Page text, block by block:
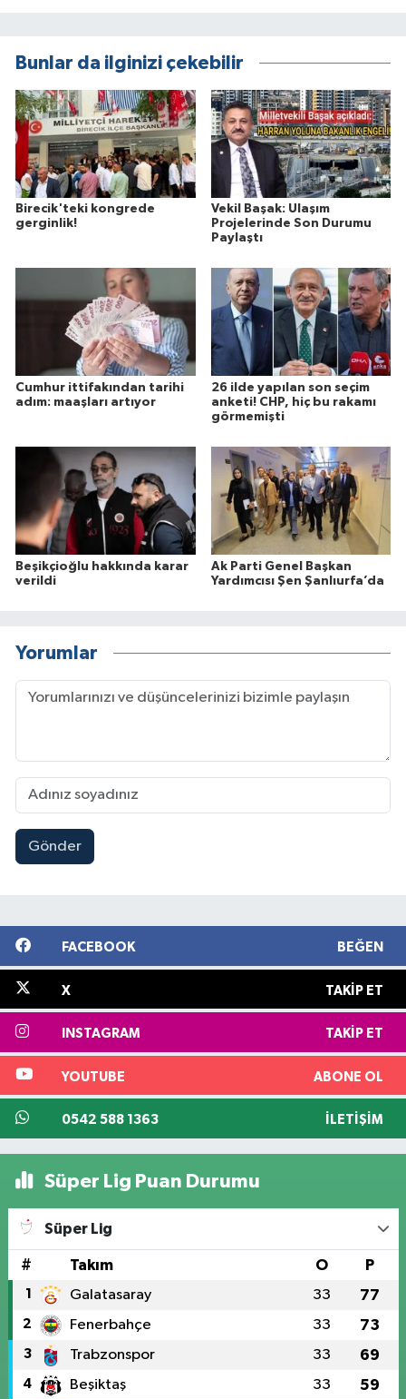
Bunlar da ilginizi çekebilir
Birecik'teki kongrede
gerginlik!
Vekil Başak: Ulaşım
Projelerinde Son Durumu
Paylaştı
Cumhur ittifakından tarihi
adım: maaşları artıyor
26 ilde yapılan son seçim
anketi! CHP, hiç bu rakamı
görmemişti
Beşikçioğlu hakkında karar
verildi
Ak Parti Genel Başkan
Yardımcısı Şen Şanlıurfa’da
Yorumlar
Gönder
FACEBOOK BEĞEN
X TAKIP ET
INSTAGRAM TAKIP ET
YOUTUBE ABONE OL
0542 588 1363 İLETIŞIM
Süper Lig Puan Durumu
Süper Lig
# Takım O P
1 Galatasaray 33 77
2 Fenerbahçe 33 73
3 Trabzonspor 33 69
4 Beşiktaş 33 59